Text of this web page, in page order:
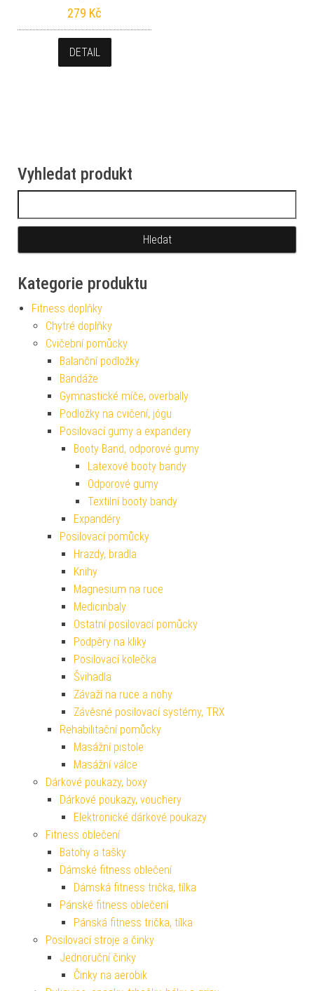
279 Kč
DETAIL
Vyhledat produkt
Kategorie produktu
Fitness doplňky
Chytré doplňky
Cvičební pomůcky
Balanční podložky
Bandáže
Gymnastické míče, overbally
Podložky na cvičení, jógu
Posilovací gumy a expandery
Booty Band, odporové gumy
Latexové booty bandy
Odporové gumy
Textilní booty bandy
Expandéry
Posilovací pomůcky
Hrazdy, bradla
Knihy
Magnesium na ruce
Medicinbaly
Ostatní posilovací pomůcky
Podpěry na kliky
Posilovací kolečka
Švihadla
Závaží na ruce a nohy
Závěsné posilovací systémy, TRX
Rehabilitační pomůcky
Masážní pistole
Masážní válce
Dárkové poukazy, boxy
Dárkové poukazy, vouchery
Elektronické dárkové poukazy
Fitness oblečení
Batohy a tašky
Dámské fitness oblečení
Dámská fitness trička, tílka
Pánské fitness oblečení
Pánská fitness trička, tílka
Posilovací stroje a činky
Jednoruční činky
Činky na aerobik